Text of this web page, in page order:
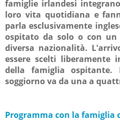
famiglie irlandesi
loro vita quotidiana e
parla esclusivamente
ospitato da solo o con
diversa nazionalità.
essere scelti liberamente
della famiglia ospitante.
soggiorno va da una a
Programma con la famiglia